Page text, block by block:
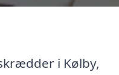
i Kølby,